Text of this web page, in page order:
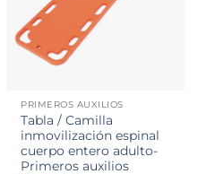
PRIMEROS AUXILIOS
Tabla / Camilla
inmovilización espinal
cuerpo entero adulto-
Primeros auxilios